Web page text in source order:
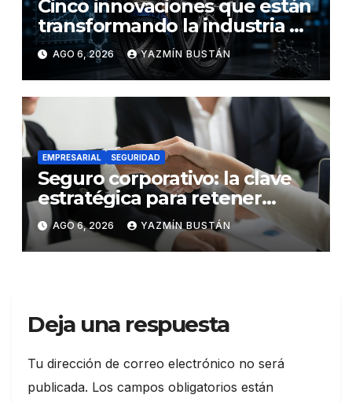
Cinco innovaciones que están
transformando la industria de
los neumáticos y redefinen el
futuro de la movilidad
AGO 6, 2026 YAZMÍN BUSTÁN
EMPRESARIAL SEGURIDAD
Seguro corporativo: la clave
estratégica para retener
talento en Ecuador
AGO 6, 2026 YAZMÍN BUSTÁN
Deja una respuesta
Tu dirección de correo electrónico no será
publicada. Los campos obligatorios están